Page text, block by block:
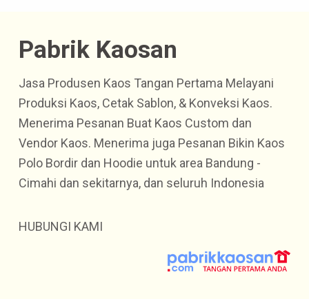
Pabrik Kaosan
Jasa Produsen Kaos Tangan Pertama Melayani
Produksi Kaos, Cetak Sablon, & Konveksi Kaos.
Menerima Pesanan Buat Kaos Custom dan
Vendor Kaos. Menerima juga Pesanan Bikin Kaos
Polo Bordir dan Hoodie untuk area Bandung -
Cimahi dan sekitarnya, dan seluruh Indonesia
HUBUNGI KAMI